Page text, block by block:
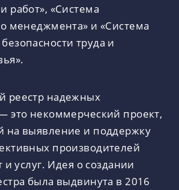
работ», «Система
менеджмента» и «Система
труда и
реестр надежных
это некоммерческий проект,
на выявление и поддержку
производителей
и услуг. Идея о создании
была выдвинута в 2016